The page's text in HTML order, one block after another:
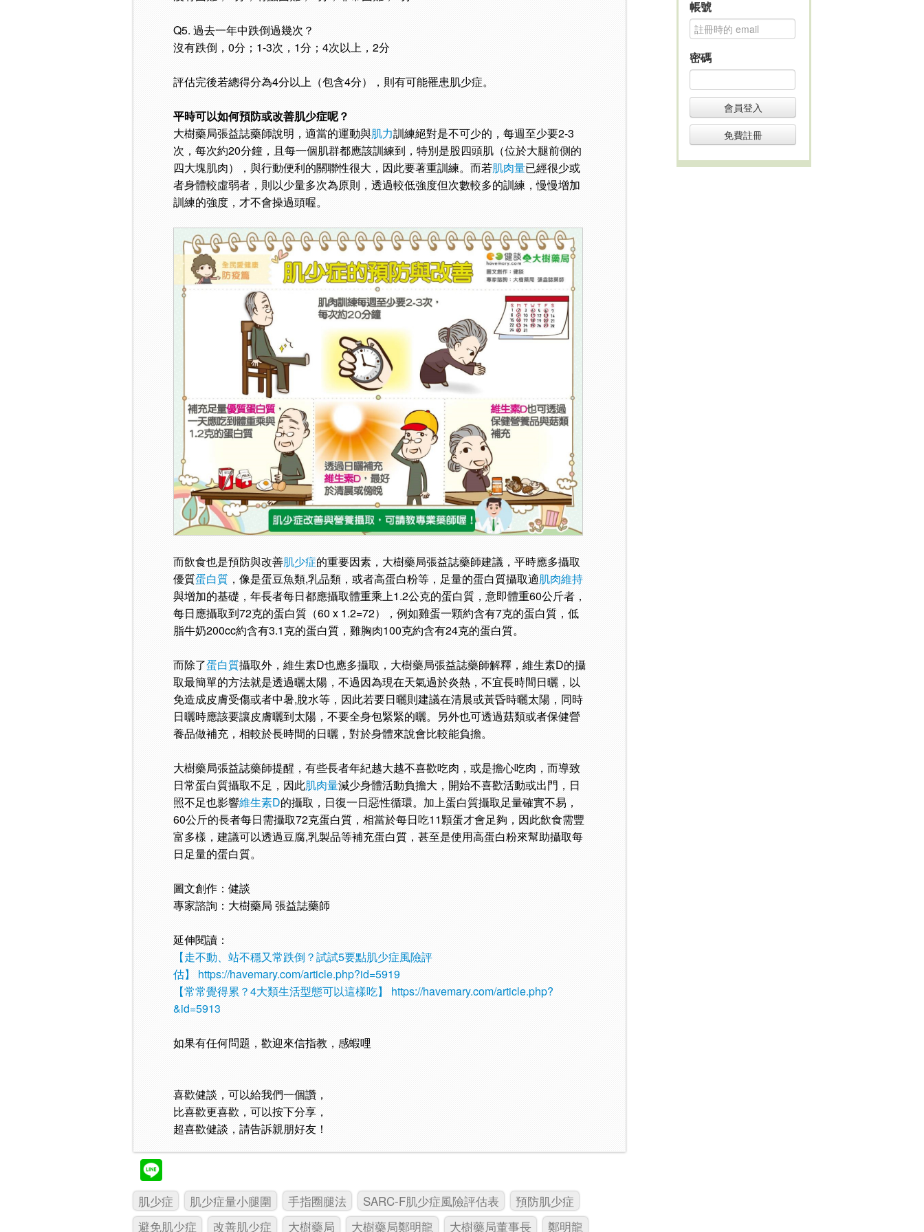
Q5. 過去一年中跌倒過幾次？
沒有跌倒，0分；1-3次，1分；4次以上，2分
評估完後若總得分為4分以上（包含4分），則有可能罹患肌少症。
平時可以如何預防或改善肌少症呢？
大樹藥局張益誌藥師說明，適當的運動與肌力訓練絕對是不可少的，每週至少要2-3
次，每次約20分鐘，且每一個肌群都應該訓練到，特別是股四頭肌（位於大腿前側的
四大塊肌肉），與行動便利的關聯性很大，因此要著重訓練。而若肌肉量已經很少或
者身體較虛弱者，則以少量多次為原則，透過較低強度但次數較多的訓練，慢慢增加
訓練的強度，才不會操過頭喔。
而飲食也是預防與改善肌少症的重要因素，大樹藥局張益誌藥師建議，平時應多攝取
優質蛋白質 ，像是蛋豆魚類,乳品類，或者高蛋白粉等，足量的蛋白質攝取適肌肉維持
與增加的基礎，年長者每日都應攝取體重乘上1.2公克的蛋白質，意即體重60公斤者，
每日應攝取到72克的蛋白質（60 x 1.2=72），例如雞蛋一顆約含有7克的蛋白質，低
脂牛奶200cc約含有3.1克的蛋白質，雞胸肉100克約含有24克的蛋白質。
而除了蛋白質攝取外，維生素D也應多攝取，大樹藥局張益誌藥師解釋，維生素D的攝
取最簡單的方法就是透過曬太陽，不過因為現在天氣過於炎熱，不宜長時間日曬，以
免造成皮膚受傷或者中暑,脫水等，因此若要日曬則建議在清晨或黃昏時曬太陽，同時
日曬時應該要讓皮膚曬到太陽，不要全身包緊緊的曬。另外也可透過菇類或者保健營
養品做補充，相較於長時間的日曬，對於身體來說會比較能負擔。
大樹藥局張益誌藥師提醒，有些長者年紀越大越不喜歡吃肉，或是擔心吃肉，而導致
日常蛋白質攝取不足，因此肌肉量減少身體活動負擔大，開始不喜歡活動或出門，日
照不足也影響維生素D的攝取，日復一日惡性循環。加上蛋白質攝取足量確實不易，
60公斤的長者每日需攝取72克蛋白質，相當於每日吃11顆蛋才會足夠，因此飲食需豐
富多樣，建議可以透過豆腐,乳製品等補充蛋白質，甚至是使用高蛋白粉來幫助攝取每
日足量的蛋白質。
圖文創作：健談
專家諮詢：大樹藥局 張益誌藥師
延伸閱讀：
【走不動、站不穩又常跌倒？試試5要點肌少症風險評
估】
https://havemary.com/article.php?id=5919
【常常覺得累？4大類生活型態可以這樣吃】
https://havemary.com/article.php?
&id=5913
如果有任何問題，歡迎來信指教，感蝦哩
喜歡健談，可以給我們一個讚，
比喜歡更喜歡，可以按下分享，
超喜歡健談，請告訴親朋好友！
肌少症 肌少症量小腿圍 手指圈腿法 SARC-F肌少症風險評估表
預防肌少症
避免肌少症
改善肌少症 大樹藥局 大樹藥局鄭明龍 大樹藥局董事長 鄭明龍
帳號
密碼
會員登入
免費註冊